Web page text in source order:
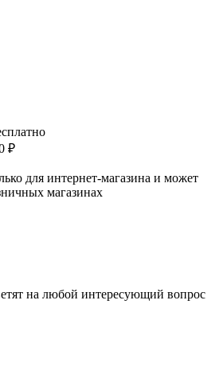
₽
для интернет-магазина и может
магазинах
на любой интересующий вопрос